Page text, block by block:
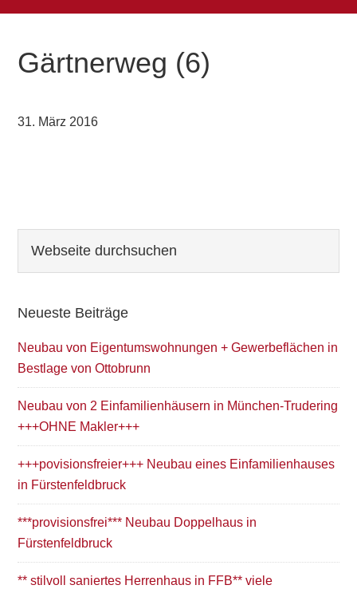
Gärtnerweg (6)
31. März 2016
Seitenspalte
durchsuchen
Neueste Beiträge
Neubau von Eigentumswohnungen + Gewerbeflächen in
Bestlage von Ottobrunn
Neubau von 2 Einfamilienhäusern in München-Trudering
+++OHNE Makler+++
+++povisionsfreier+++ Neubau eines Einfamilienhauses
in Fürstenfeldbruck
***provisionsfrei*** Neubau Doppelhaus in
Fürstenfeldbruck
** stilvoll saniertes Herrenhaus in FFB** viele